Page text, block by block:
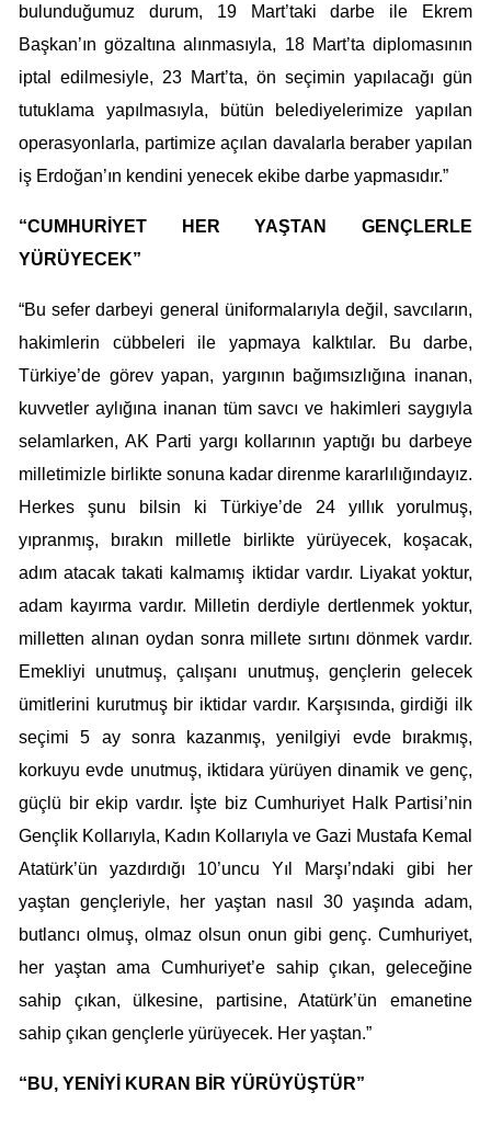
bulunduğumuz durum, 19 Mart’taki darbe ile Ekrem
Başkan’ın gözaltına alınmasıyla, 18 Mart’ta diplomasının
iptal edilmesiyle, 23 Mart’ta, ön seçimin yapılacağı gün
tutuklama yapılmasıyla, bütün belediyelerimize yapılan
operasyonlarla, partimize açılan davalarla beraber yapılan
iş Erdoğan’ın kendini yenecek ekibe darbe yapmasıdır.”
“CUMHURİYET HER YAŞTAN GENÇLERLE
YÜRÜYECEK”
“Bu sefer darbeyi general üniformalarıyla değil, savcıların,
hakimlerin cübbeleri ile yapmaya kalktılar. Bu darbe,
Türkiye’de görev yapan, yargının bağımsızlığına inanan,
kuvvetler aylığına inanan tüm savcı ve hakimleri saygıyla
selamlarken, AK Parti yargı kollarının yaptığı bu darbeye
milletimizle birlikte sonuna kadar direnme kararlılığındayız.
Herkes şunu bilsin ki Türkiye’de 24 yıllık yorulmuş,
yıpranmış, bırakın milletle birlikte yürüyecek, koşacak,
adım atacak takati kalmamış iktidar vardır. Liyakat yoktur,
adam kayırma vardır. Milletin derdiyle dertlenmek yoktur,
milletten alınan oydan sonra millete sırtını dönmek vardır.
Emekliyi unutmuş, çalışanı unutmuş, gençlerin gelecek
ümitlerini kurutmuş bir iktidar vardır. Karşısında, girdiği ilk
seçimi 5 ay sonra kazanmış, yenilgiyi evde bırakmış,
korkuyu evde unutmuş, iktidara yürüyen dinamik ve genç,
güçlü bir ekip vardır. İşte biz Cumhuriyet Halk Partisi’nin
Gençlik Kollarıyla, Kadın Kollarıyla ve Gazi Mustafa Kemal
Atatürk’ün yazdırdığı 10’uncu Yıl Marşı’ndaki gibi her
yaştan gençleriyle, her yaştan nasıl 30 yaşında adam,
butlancı olmuş, olmaz olsun onun gibi genç. Cumhuriyet,
her yaştan ama Cumhuriyet’e sahip çıkan, geleceğine
sahip çıkan, ülkesine, partisine, Atatürk’ün emanetine
sahip çıkan gençlerle yürüyecek. Her yaştan.”
“BU, YENİYİ KURAN BİR YÜRÜYÜŞTÜR”